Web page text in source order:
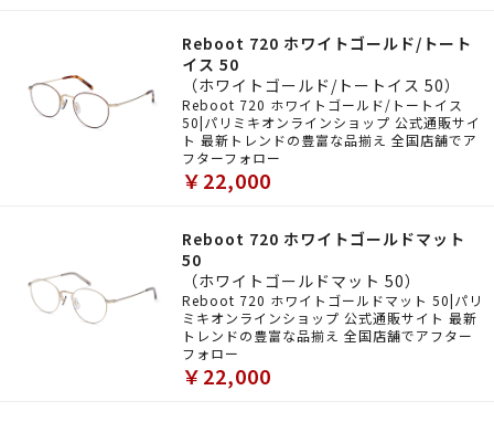
Reboot 720 ホワイトゴールド/トート
イス 50
（ホワイトゴールド/トートイス 50）
Reboot 720 ホワイトゴールド/トートイス
50|パリミキオンラインショップ 公式通販サイ
ト 最新トレンドの豊富な品揃え 全国店舗でア
フターフォロー
￥22,000
Reboot 720 ホワイトゴールドマット
50
（ホワイトゴールドマット 50）
Reboot 720 ホワイトゴールドマット 50|パリ
ミキオンラインショップ 公式通販サイト 最新
トレンドの豊富な品揃え 全国店舗でアフター
フォロー
￥22,000